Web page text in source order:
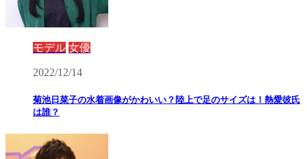
モデル 女優
2022/12/14
菊池日菜子の水着画像がかわいい？陸上で足のサイズは！熱愛彼氏
は誰？